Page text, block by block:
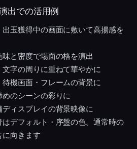
出での活用例
出玉獲得中の画面に敷いて高揚感を
味と密度で場面の格を演出
文字の周りに重ねて華やかに
待機画面・フレームの背景に
めのシーンの彩りに
ディスプレイの背景映像に
はデフォルト・序盤の色。通常時の
に向きます